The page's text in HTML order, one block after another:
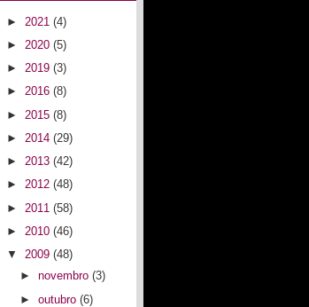
► 2021 (4)
► 2020 (5)
► 2019 (3)
► 2016 (8)
► 2015 (8)
► 2014 (29)
► 2013 (42)
► 2012 (48)
► 2011 (58)
► 2010 (46)
▼ 2009 (48)
►novembro(3)
►outubro(6)